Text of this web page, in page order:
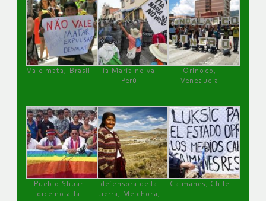
Vale mata, Brasil
Tía María no va !
Perú
Orinoco,
Venezuela
Pueblo Shuar
dice no a la
defensora de la
tierra, Melchora,
Caimanes, Chile